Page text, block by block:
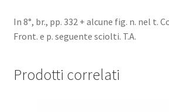
147).
quantità
In 8°, br., pp. 332 + alcune fig. n. nel t.
Front. e p. seguente sciolti. T.A.
Prodotti correlati